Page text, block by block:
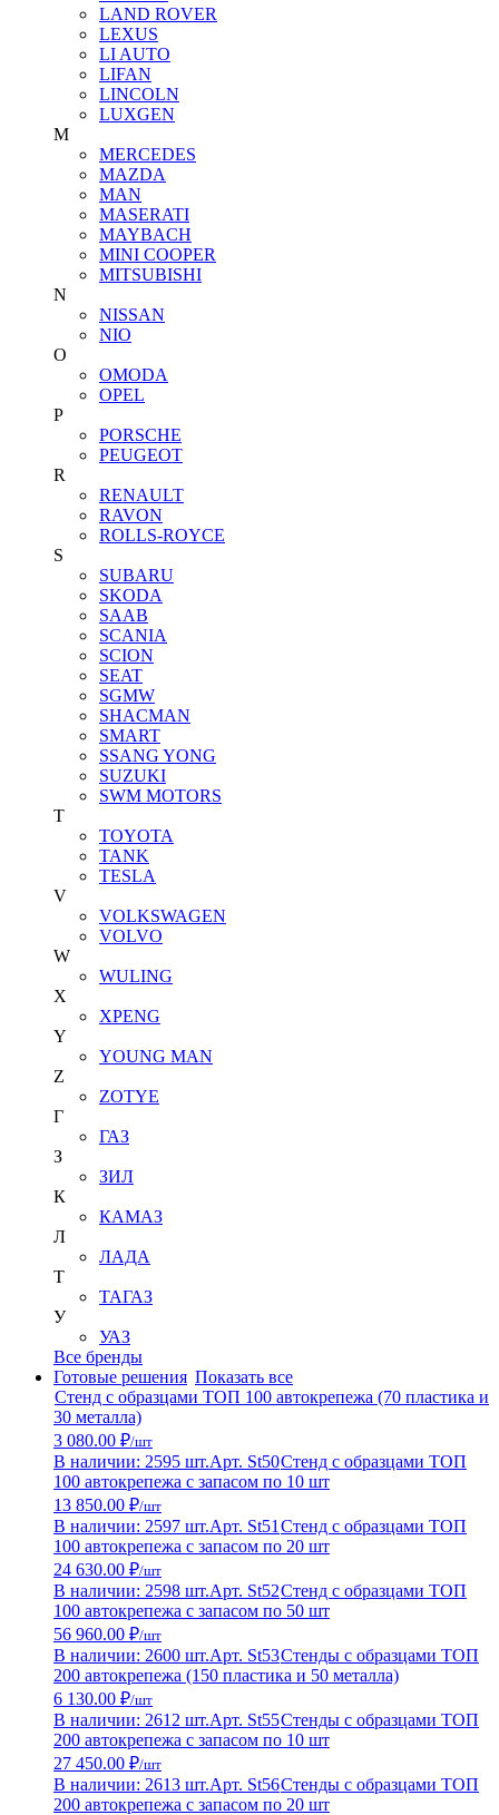
LAND ROVER
LEXUS
LI AUTO
LIFAN
LINCOLN
LUXGEN
M
MERCEDES
MAZDA
MAN
MASERATI
MAYBACH
MINI COOPER
MITSUBISHI
N
NISSAN
NIO
O
OMODA
OPEL
P
PORSCHE
PEUGEOT
R
RENAULT
RAVON
ROLLS-ROYCE
S
SUBARU
SKODA
SAAB
SCANIA
SCION
SEAT
SGMW
SHACMAN
SMART
SSANG YONG
SUZUKI
SWM MOTORS
T
TOYOTA
TANK
TESLA
V
VOLKSWAGEN
VOLVO
W
WULING
X
XPENG
Y
YOUNG MAN
Z
ZOTYE
Г
ГАЗ
З
ЗИЛ
К
КАМАЗ
Л
ЛАДА
Т
ТАГАЗ
У
УАЗ
Все бренды
Готовые решения Показать все
Стенд с образцами ТОП 100 автокрепежа (70 пластика и
30 металла)
3 080.00 ₽/шт
В наличии: 2595 шт.Арт. St50Стенд с образцами ТОП
100 автокрепежа с запасом по 10 шт
13 850.00 ₽/шт
В наличии: 2597 шт.Арт. St51 Стенд с образцами ТОП
100 автокрепежа с запасом по 20 шт
24 630.00 ₽/шт
В наличии: 2598 шт.Арт. St52Стенд с образцами ТОП
100 автокрепежа с запасом по 50 шт
56 960.00 ₽/шт
В наличии: 2600 шт.Арт. St53Стенды с образцами ТОП
200 автокрепежа (150 пластика и 50 металла)
6 130.00 ₽/шт
В наличии: 2612 шт.Арт. St55Стенды с образцами ТОП
200 автокрепежа с запасом по 10 шт
27 450.00 ₽/шт
В наличии: 2613 шт.Арт. St56Стенды с образцами ТОП
200 автокрепежа с запасом по 20 шт